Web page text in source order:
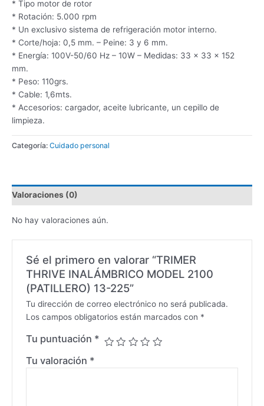
* Tipo motor de rotor
* Rotación: 5.000 rpm
* Un exclusivo sistema de refrigeración motor interno.
* Corte/hoja: 0,5 mm. – Peine: 3 y 6 mm.
* Energía: 100V-50/60 Hz – 10W – Medidas: 33 x 33 x 152
mm.
* Peso: 110grs.
* Cable: 1,6mts.
* Accesorios: cargador, aceite lubricante, un cepillo de
limpieza.
Categoría: Cuidado personal
Valoraciones (0)
No hay valoraciones aún.
Sé el primero en valorar “TRIMER
THRIVE INALÁMBRICO MODEL 2100
(PATILLERO) 13-225”
Tu dirección de correo electrónico no será publicada.
Los campos obligatorios están marcados con *
Tu puntuación *
Tu valoración *